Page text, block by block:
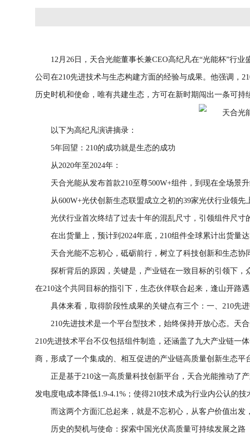
12月26日，天合光能董事长兼CEO高纪凡在“光能杯”行
公司在210先进技术与生态构建方面的经验与成果。他强调，
历史时机和使命，唯有共建生态，方可在新时期闯出一条可
以下为高纪凡演讲摘录：
5年回望：210的成功就是生态的成功
从2020年至2024年：
天合光能从发布首款210至尊500W+组件，到现在全场景
从600W+光伏创新生态联盟成立之初的39家光伏行业领
光伏行业首次终结了过去十年的混乱尺寸，引领组件尺寸
在出货量上，预计到2024年底，210组件全球累计出货量
天合光能不忘初心，砥砺前行，树立了科技创新和生态协
探析背后的原因，关键是，产业链在一致目标的引领下，
在210这个共同目标的指引下，生态伙伴联合起来，逢山开路
具体来看，取得阶段性成果的关键点有三个：一、210先
210先进技术是一个平台型技术，始终保持开放心态。天
210先进技术平台不仅包括组件制造，还涵盖了九大产业链一
商，形成了一个集成的、相互促进的产业链高质量创新生态平
正是基于210这一高质量科技创新平台，天合光能推动了
发电度电成本降低1.9-4.1%；使得210技术成为行业内公认的
而这两个方面汇总起来，就是不忘初心，从客户价值出发
历史的契机与使命：探索中国光伏高质量可持续发展之路